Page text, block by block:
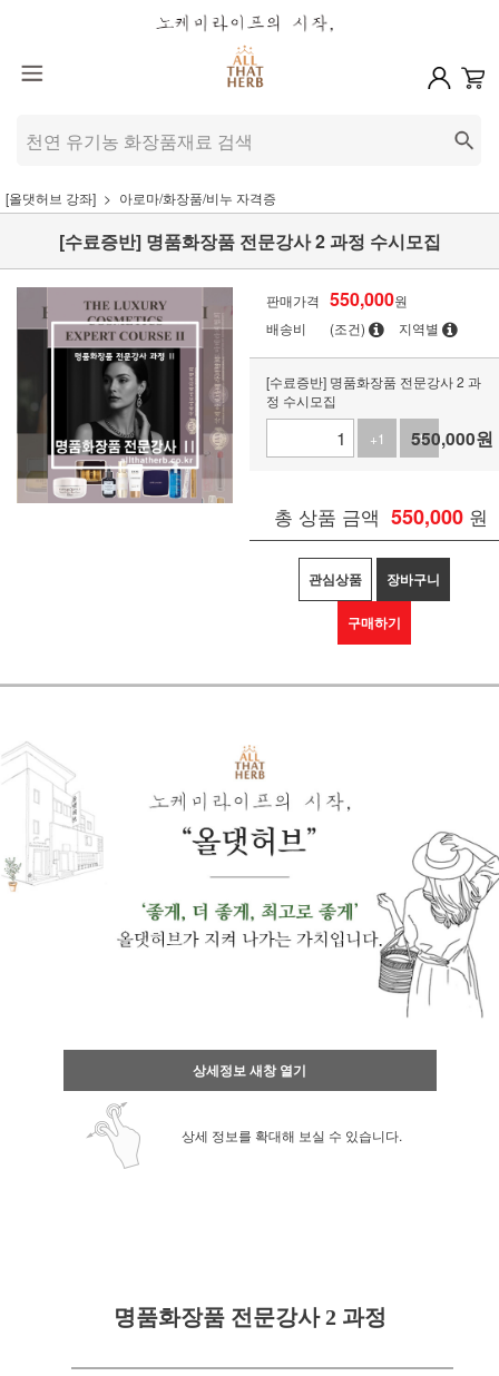
[올댓허브 강좌] 아로마/화장품/비누 자격증
[수료증반] 명품화장품 전문강사 2 과정 수시모집
판매가격 550,000원
배송비
(조건) 지역별
[수료증반] 명품화장품 전문강사 2 과
정 수시모집
+1
-1
550,000원
총 상품 금액 550,000 원
관심상품 장바구니
구매하기
상세정보 새창 열기
상세 정보를 확대해 보실 수 있습니다.
명품화장품 전문강사 2 과정